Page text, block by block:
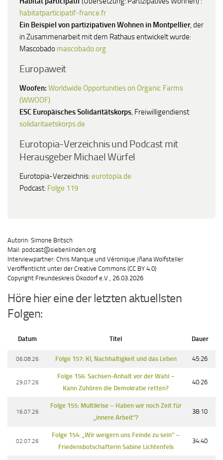
habitatparticipatif-france.fr
Ein Beispiel von partizipativen Wohnen in Montpellier, der
in Zusammenarbeit mit dem Rathaus entwickelt wurde:
Mascobado mascobado.org
Europaweit
Woofen: Worldwide Opportunities on Organic Farms
(WWOOF)
ESC Europäisches Solidaritätskorps, Freiwilligendienst
solidaritaetskorps.de
Eurotopia-Verzeichnis und Podcast mit
Herausgeber Michael Würfel
Eurotopia-Verzeichnis: eurotopia.de
Podcast: Folge 119
Autorin: Simone Britsch
Mail: podcast@siebenlinden.org
Interviewpartner: Chris Manque und Véronique Jñana Wolfsteller
Veröffentlicht unter der Creative Commons (CC BY 4.0)
Copyright Freundeskreis Ökodorf e.V., 26.03.2026
Höre hier eine der letzten aktuellsten
Folgen:
Datum Titel Dauer
06.08.26 Folge 157: KI, Nachhaltigkeit und das Leben 45:26
29.07.26
Folge 156: Sachsen-Anhalt vor der Wahl –
Kann Zuhören die Demokratie retten?
40:26
16.07.26
Folge 155: Multikrise – Haben wir noch Zeit für
„innere Arbeit“?
38:10
02.07.26
Folge 154: „Wir weigern uns Feinde zu sein“ –
Friedensbotschafterin Sabine Lichtenfels
34:40